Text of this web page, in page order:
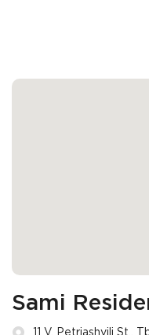
Sami
11 V. Petriashvili St.,